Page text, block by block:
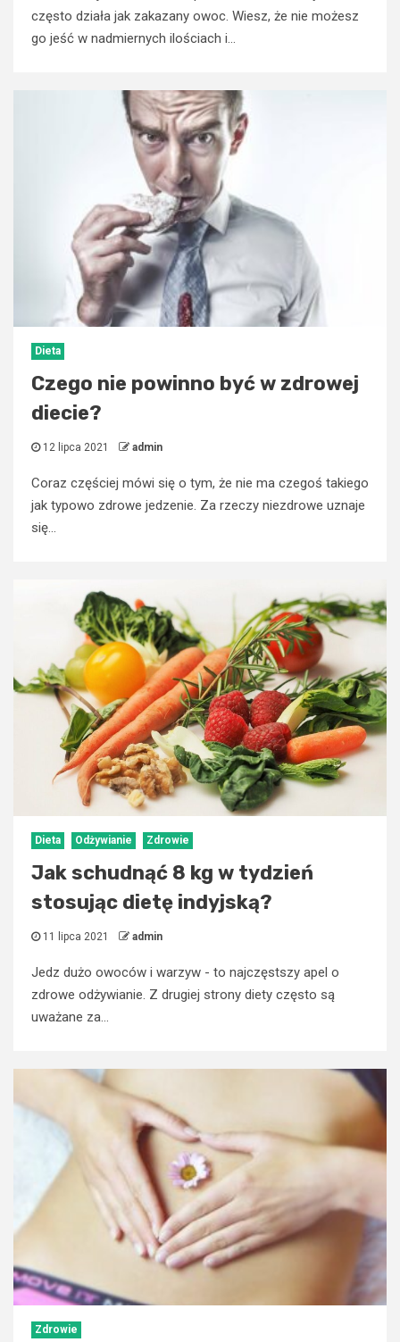
często działa jak zakazany owoc. Wiesz, że nie możesz
go jeść w nadmiernych ilościach i...
Dieta
Czego nie powinno być w zdrowej
diecie?
12 lipca 2021 admin
Coraz częściej mówi się o tym, że nie ma czegoś takiego
jak typowo zdrowe jedzenie. Za rzeczy niezdrowe uznaje
się...
Dieta Odżywianie Zdrowie
Jak schudnąć 8 kg w tydzień
stosując dietę indyjską?
11 lipca 2021 admin
Jedz dużo owoców i warzyw - to najczęstszy apel o
zdrowe odżywianie. Z drugiej strony diety często są
uważane za...
Zdrowie